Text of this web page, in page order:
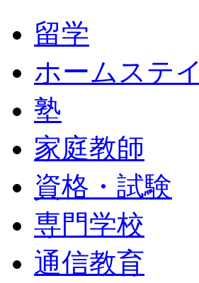
留学
ホームステイ
塾
家庭教師
資格・試験
専門学校
通信教育